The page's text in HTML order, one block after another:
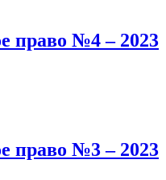
право №4 – 2023
право №3 – 2023